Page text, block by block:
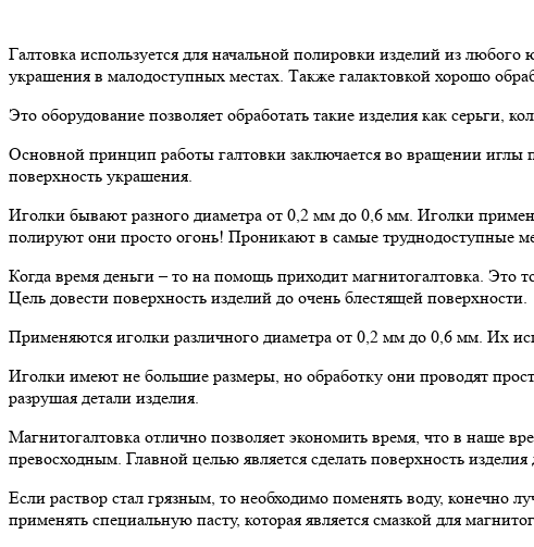
Галтовка используется для начальной полировки изделий из
украшения в малодоступных местах. Также галактовкой хорошо
Это оборудование позволяет обработать такие изделия как серьги,
Основной принцип работы галтовки заключается во вращении иглы
поверхность украшения.
Иголки бывают разного диаметра от 0,2 мм до 0,6 мм. Иголки
полируют они просто огонь! Проникают в самые труднодоступные
Когда время деньги – то на помощь приходит магнитогалтовка. Это
Цель довести поверхность изделий до очень блестящей поверхности.
Применяются иголки различного диаметра от 0,2 мм до 0,6 мм. Их
Иголки имеют не большие размеры, но обработку они проводят
разрушая детали изделия.
Магнитогалтовка отлично позволяет экономить время, что в наше
превосходным. Главной целью является сделать поверхность изделия
Если раствор стал грязным, то необходимо поменять воду, конечно
применять специальную пасту, которая является смазкой для